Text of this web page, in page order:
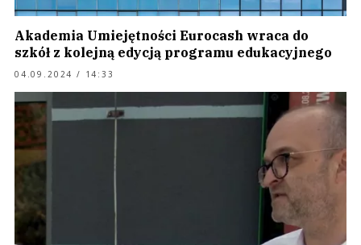
Akademia Umiejętności Eurocash wraca do
szkół z kolejną edycją programu edukacyjnego
04.09.2024 / 14:33